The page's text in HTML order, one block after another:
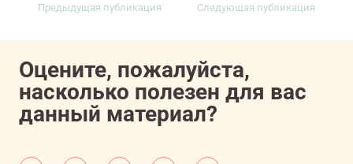
Предыдущая публикация Следующая публикация
Оцените, пожалуйста,
насколько полезен для вас
данный материал?